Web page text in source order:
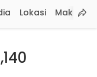
Lokasi